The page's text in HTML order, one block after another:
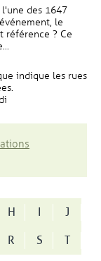
des 1647
le
référence ? Ce
indique les rues
H I
J
R S
T